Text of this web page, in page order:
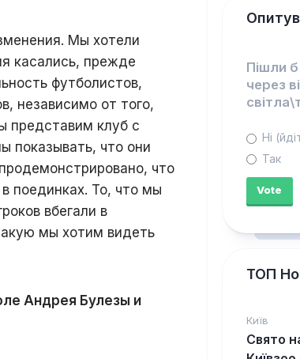
Мы хотели
касались, прежде
футболистов,
независимо от того,
представим клуб с
показывать, что они
что
поединках. То, что мы
вбегали в
​​мы хотим видеть
Андрея Булезы и
Пішли
через
Ні
Так
ТОП
Київ
Свято